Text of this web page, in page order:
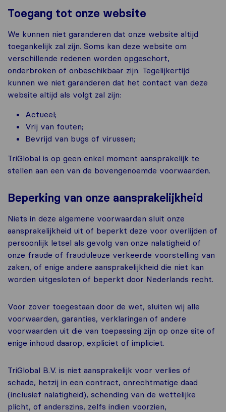
Toegang tot onze website
We kunnen niet garanderen dat onze website altijd
toegankelijk zal zijn. Soms kan deze website om
verschillende redenen worden opgeschort,
onderbroken of onbeschikbaar zijn. Tegelijkertijd
kunnen we niet garanderen dat het contact van deze
website altijd als volgt zal zijn:
Actueel;
Vrij van fouten;
Bevrijd van bugs of virussen;
TriGlobal is op geen enkel moment aansprakelijk te
stellen aan een van de bovengenoemde voorwaarden.
Beperking van onze aansprakelijkheid
Niets in deze algemene voorwaarden sluit onze
aansprakelijkheid uit of beperkt deze voor overlijden of
persoonlijk letsel als gevolg van onze nalatigheid of
onze fraude of frauduleuze verkeerde voorstelling van
zaken, of enige andere aansprakelijkheid die niet kan
worden uitgesloten of beperkt door Nederlands recht.
Voor zover toegestaan ​​door de wet, sluiten wij alle
voorwaarden, garanties, verklaringen of andere
voorwaarden uit die van toepassing zijn op onze site of
enige inhoud daarop, expliciet of impliciet.
TriGlobal B.V. is niet aansprakelijk voor verlies of
schade, hetzij in een contract, onrechtmatige daad
(inclusief nalatigheid), schending van de wettelijke
plicht, of anderszins, zelfs indien voorzien,